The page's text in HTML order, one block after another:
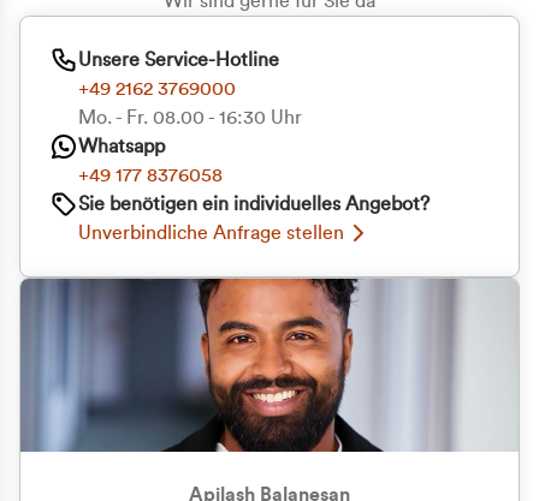
Unsere Service-Hotline
+49 2162 3769000
Mo. - Fr. 08.00 - 16:30 Uhr
Whatsapp
+49 177 8376058
Sie benötigen ein individuelles Angebot?
Unverbindliche Anfrage stellen
Apilash Balanesan